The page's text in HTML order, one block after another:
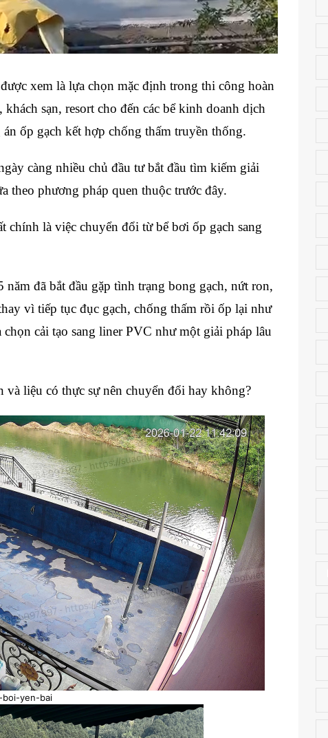
xem là lựa chọn mặc định trong thi công hoàn
sạn, resort cho đến các bể kinh doanh dịch
ốp gạch kết hợp chống thấm truyền thống.
càng nhiều chủ đầu tư bắt đầu tìm kiếm giải
theo phương pháp quen thuộc trước đây.
là việc chuyển đổi từ bể bơi ốp gạch sang
đã bắt đầu gặp tình trạng bong gạch, nứt ron,
vì tiếp tục đục gạch, chống thấm rồi ốp lại như
cải tạo sang liner PVC như một giải pháp lâu
liệu có thực sự nên chuyển đổi hay không?
boi-yen-bai